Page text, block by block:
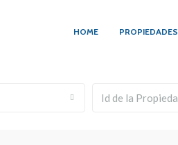
HOME PROPIEDADES